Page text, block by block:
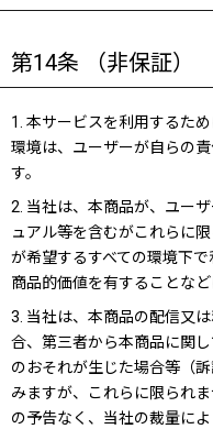
第14条 （非保証）
1. 本サービスを利用するた
環境は、ユーザーが自らの
す。
2. 当社は、本商品が、ユー
ュアル等を含むがこれらに
が希望するすべての環境下
商品的価値を有することな
3. 当社は、本商品の配信又
合、第三者から本商品に関
のおそれが生じた場合等（
みますが、これらに限られ
の予告なく、当社の裁量に